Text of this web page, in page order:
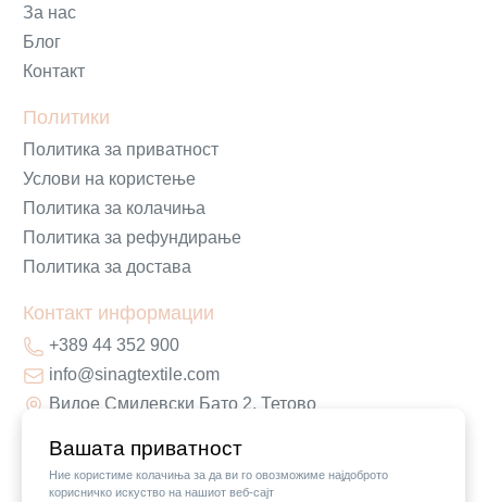
Вашата приватност
Ние користиме колачиња за да ви го овозможиме најдоброто
корисничко искуство на нашиот веб-сајт
За нас
Блог
Контакт
Политики
Политика за приватност
Услови на користење
Политика за колачиња
Политика за рефундирање
Политика за достава
Контакт информации
+389 44 352 900
info@sinagtextile.com
Видое Смилевски Бато 2, Тетово